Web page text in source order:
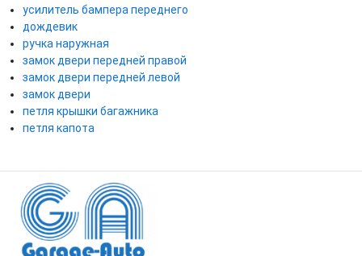
усилитель бампера переднего
дождевик
ручка наружная
замок двери передней правой
замок двери передней левой
замок двери
петля крышки багажника
петля капота